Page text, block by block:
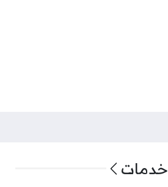
خدمات